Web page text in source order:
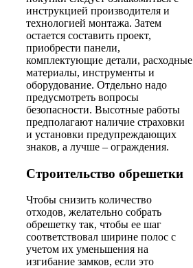
инструкцией производителя и
технологией монтажа. Затем
остается составить проект,
приобрести панели,
комплектующие детали, расходные
материалы, инструменты и
оборудование. Отдельно надо
предусмотреть вопросы
безопасности. Высотные работы
предполагают наличие страховки
и установки предупреждающих
знаков, а лучше – ограждения.
Строительство обрешетки
Чтобы снизить количество
отходов, желательно собрать
обрешетку так, чтобы ее шаг
соответствовал ширине полос с
учетом их уменьшения на
изгибание замков, если это